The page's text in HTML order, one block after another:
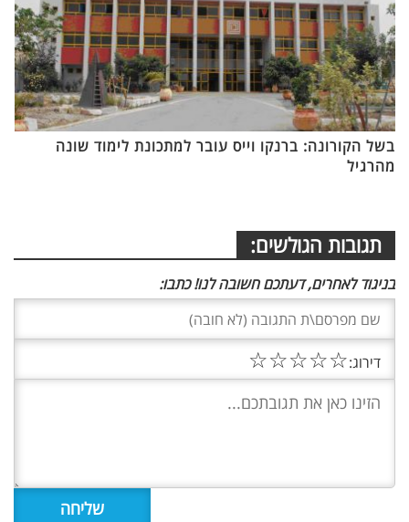
בשל הקורונה: ברנקו וייס עובר למתכונת לימוד שונה
מהרגיל
תגובות הגולשים:
בניגוד לאחרים, דעתכם חשובה לנו! כתבו:
דירוג:☆
☆
☆
☆
☆